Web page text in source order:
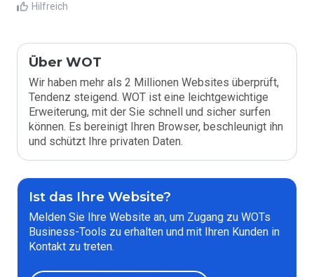
Hilfreich
Über WOT
Wir haben mehr als 2 Millionen Websites überprüft,
Tendenz steigend. WOT ist eine leichtgewichtige
Erweiterung, mit der Sie schnell und sicher surfen
können. Es bereinigt Ihren Browser, beschleunigt ihn
und schützt Ihre privaten Daten.
Ist das Ihre Website?
Melden Sie Ihre Website an, um Zugang zu WOTs
Business-Tools zu erhalten und mit Ihren Kunden in
Kontakt zu treten.